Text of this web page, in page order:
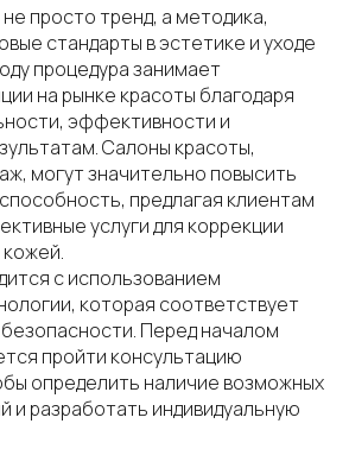
просто тренд, а методика,
стандарты в эстетике и уходе
процедура занимает
на рынке красоты благодаря
эффективности и
Салоны красоты,
могут значительно повысить
предлагая клиентам
услуги для коррекции
кожей.
с использованием
которая соответствует
Перед началом
пройти консультацию
определить наличие возможных
и разработать индивидуальную